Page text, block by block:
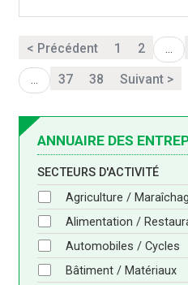
< Précédent 1 2 ...
... 37 38 Suivant >
ANNUAIRE DES
SECTEURS D'ACTIVITÉ
Agriculture /
Alimentation /
Automobiles / Cycles
Bâtiment / Matériaux